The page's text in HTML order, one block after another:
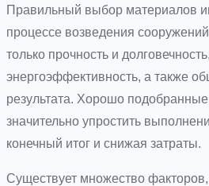
Правильный выбор материалов
процессе возведения
только прочность и
энергоэффективность, а также
результата. Хорошо
значительно упростить
конечный итог и снижая затраты.
Существует множество